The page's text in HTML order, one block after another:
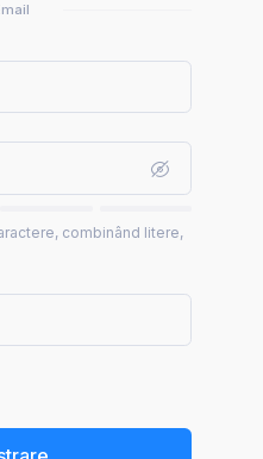
combinând litere,